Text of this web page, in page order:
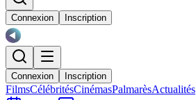
Connexion Inscription
Connexion Inscription
FilmsCélébritésCinémasPalmarèsActualités